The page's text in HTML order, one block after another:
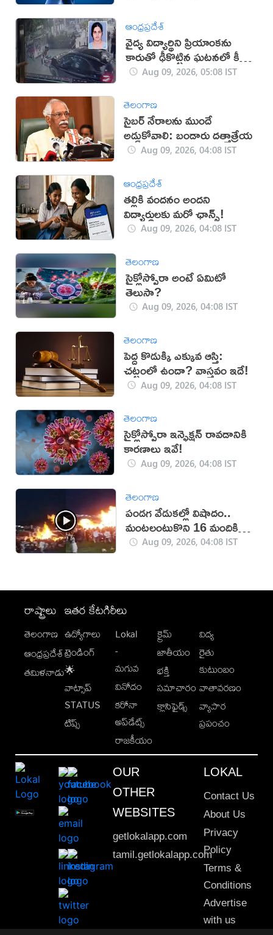
ఆంధ్రప్రదేశ్
వైద్య విద్యార్థిని ప్రియాంకను
కారుతో ఢీకొట్టిన ఘటనలో కీలక
పరిణామం
Aug 09, 2026, 05:08 IST
తెలంగాణ
సైబర్ నేరాలను ముందే
అడ్డుకోవాలి: బండారు దత్తాత్రేయ
Aug 09, 2026, 04:08 IST
ఆంధ్రప్రదేశ్
తల్లికి వందనం అందని
విద్యార్థులకు మరో ఛాన్స్!
Aug 09, 2026, 04:08 IST
తెలంగాణ
సైక్లోస్పోరా అంటే ఏమిటో
తెలుసా?
Aug 09, 2026, 04:08 IST
తెలంగాణ
పెద్ద కొడుక్కి ఎక్కువ ఆస్తి:
చట్టంలో ఉందా? వాస్తవం ఇదే!
Aug 09, 2026, 04:08 IST
తెలంగాణ
సైక్లోస్పోరా ఇన్ఫెక్షన్ రావడానికి
కారణాలు ఇవే!
Aug 09, 2026, 04:08 IST
తెలంగాణ
పండగ వేడుకల్లో విషాదం..
మంటలంటుకొని 16 మందికి
గాయాలు (వీడియో)
Aug 09, 2026, 04:08 IST
రాష్ట్రాలు
తెలంగాణ
ఆంధ్రప్రదేశ్
తమిళనాడు
ఇతర కేటగిరీలు
ఉద్యోగాలు
ట్రెండింగ్
🌟
వాట్సాప్
STATUS
టిప్స్
Lokal
-
మగువ
వినోదం
కరోనా
అప్‌డేట్స్
రాజకీయం
క్రైమ్
జాతీయం
భక్తి
సమాచారం
క్లాసిఫైడ్స్
విద్య
రైతు
కుటుంబం
వాతావరణం
వ్యాపార
ప్రపంచం
OUR
OTHER
WEBSITES
getlokalapp.com
tamil.getlokalapp.com
LOKAL
Contact Us
About Us
Privacy
Policy
Terms &
Conditions
Advertise
with us